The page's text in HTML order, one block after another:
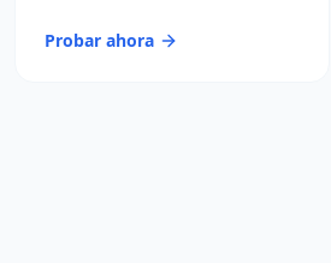
Probar ahora